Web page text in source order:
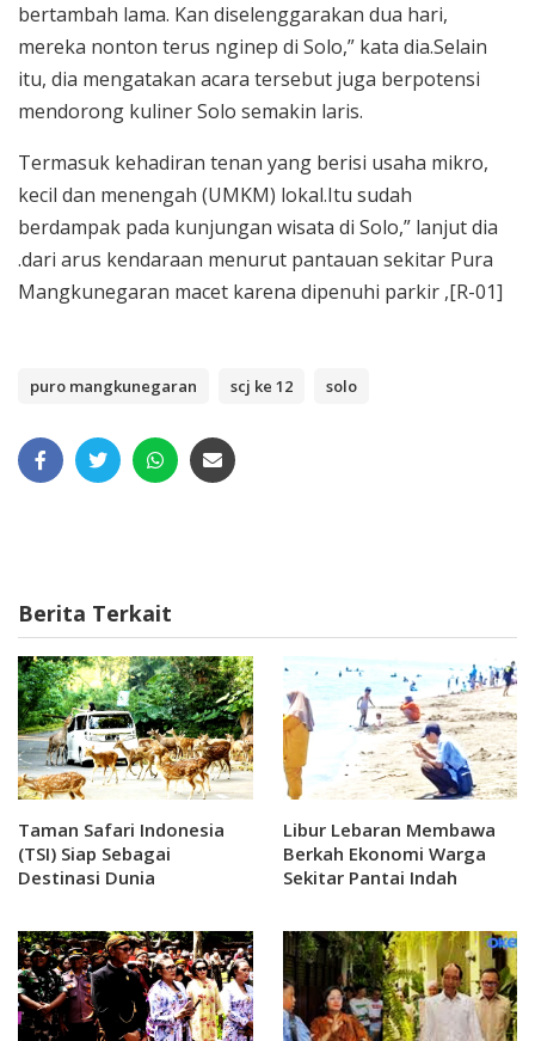
bertambah lama. Kan diselenggarakan dua hari,
mereka nonton terus nginep di Solo,” kata dia.Selain
itu, dia mengatakan acara tersebut juga berpotensi
mendorong kuliner Solo semakin laris.
Termasuk kehadiran tenan yang berisi usaha mikro,
kecil dan menengah (UMKM) lokal.Itu sudah
berdampak pada kunjungan wisata di Solo,” lanjut dia
.dari arus kendaraan menurut pantauan sekitar Pura
Mangkunegaran macet karena dipenuhi parkir ,[R-01]
puro mangkunegaran scj ke 12 solo
Berita Terkait
Taman Safari Indonesia
(TSI) Siap Sebagai
Destinasi Dunia
Libur Lebaran Membawa
Berkah Ekonomi Warga
Sekitar Pantai Indah